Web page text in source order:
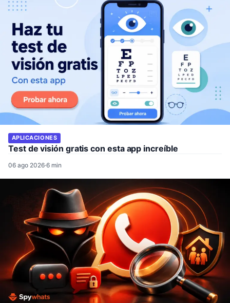
APLICACIONES
Test de visión gratis con esta app increíble
06 ago 2026·6 min